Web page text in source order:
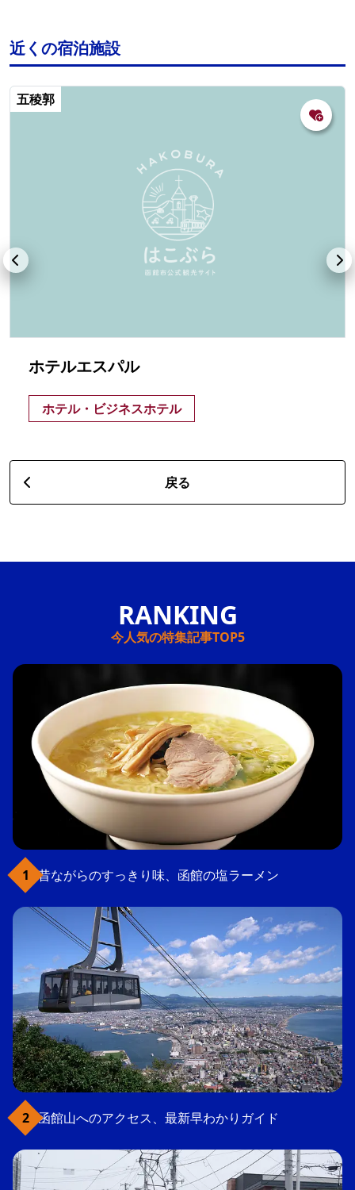
近くの宿泊施設
五稜郭
ホテルエスパル
ホテル・ビジネスホテル
戻る
今人気の特集記事TOP5
昔ながらのすっきり味、函館の塩ラーメン
函館山へのアクセス、最新早わかりガイド